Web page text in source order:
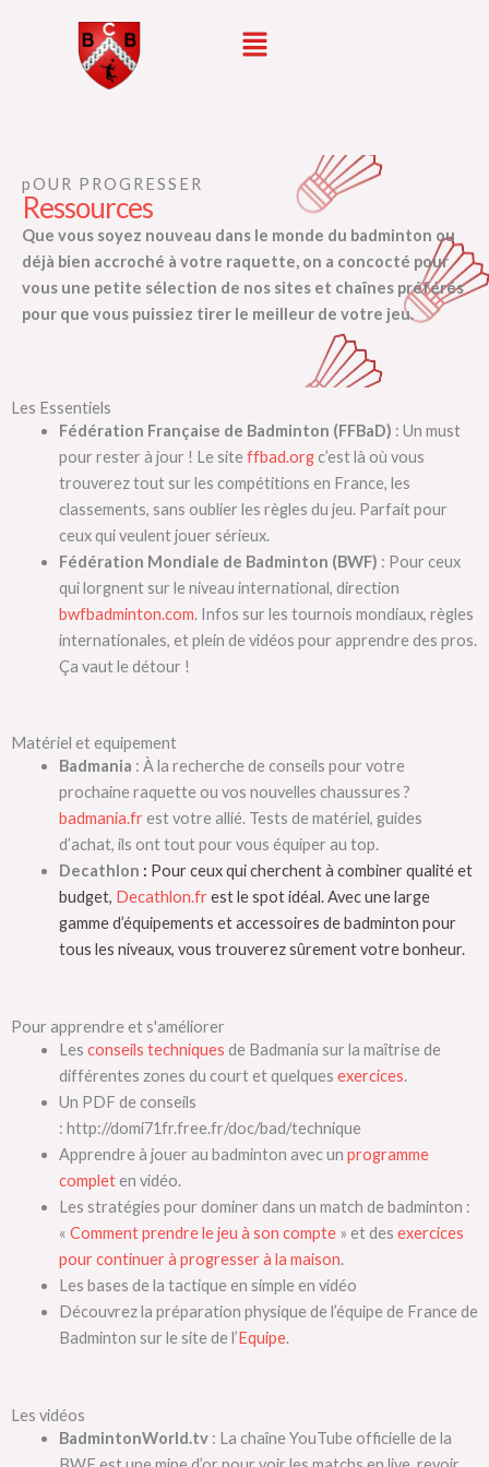
Menu
pOUR PROGRESSER
Ressources
Que vous soyez nouveau dans le monde du badminton ou
déjà bien accroché à votre raquette, on a concocté pour
vous une petite sélection de nos sites et chaînes préférés
pour que vous puissiez tirer le meilleur de votre jeu.
Les Essentiels
Fédération Française de Badminton (FFBaD) : Un must
pour rester à jour ! Le siteffbad.orgc’est là où vous
trouverez tout sur les compétitions en France, les
classements, sans oublier les règles du jeu. Parfait pour
ceux qui veulent jouer sérieux.
Fédération Mondiale de Badminton (BWF) : Pour ceux
qui lorgnent sur le niveau international, direction
bwfbadminton.com. Infos sur les tournois mondiaux, règles
internationales, et plein de vidéos pour apprendre des pros.
Ça vaut le détour !
Matériel et equipement
Badmania : À la recherche de conseils pour votre
prochaine raquette ou vos nouvelles chaussures ?
badmania.frest votre allié. Tests de matériel, guides
d’achat, ils ont tout pour vous équiper au top.
Decathlon : Pour ceux qui cherchent à combiner qualité et
budget, Decathlon.frest le spot idéal. Avec une large
gamme d’équipements et accessoires de badminton pour
tous les niveaux, vous trouverez sûrement votre bonheur.
Pour apprendre et s'améliorer
Les conseils techniques de Badmania sur la maîtrise de
différentes zones du court et quelques exercices.
Un PDF de conseils
: http://domi71fr.free.fr/doc/bad/technique
Apprendre à jouer au badminton avec un programme
completen vidéo.
Les stratégies pour dominer dans un match de badminton :
« Comment prendre le jeu à son compte» et des exercices
pour continuer à progresser à la maison.
Les bases de la tactique en simple en vidéo
Découvrez la préparation physique de l’équipe de France de
Badminton sur le site de l’Equipe.
Les vidéos
BadmintonWorld.tv: La chaîne YouTube officielle de la